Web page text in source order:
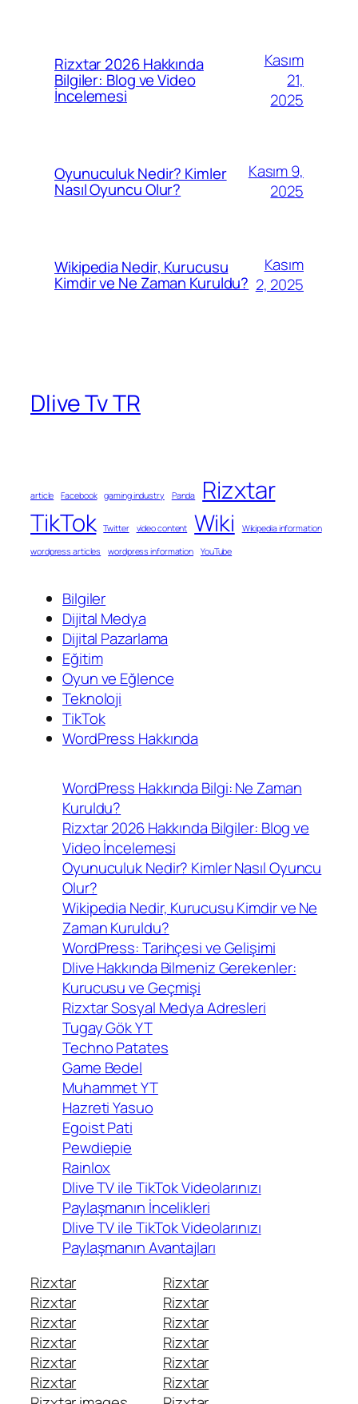
Rizxtar 2026 Hakkında
Bilgiler: Blog ve Video
İncelemesi
Kasım
21,
2025
Oyunuculuk Nedir? Kimler
Nasıl Oyuncu Olur?
Kasım 9,
2025
Wikipedia Nedir, Kurucusu
Kimdir ve Ne Zaman Kuruldu?
Kasım
2, 2025
Dlive Tv TR
article Facebook gaming industry Panda
Rizxtar
TikTok
Twitter video content Wiki Wikipedia information
wordpress articles wordpress information YouTube
Bilgiler
Dijital Medya
Dijital Pazarlama
Eğitim
Oyun ve Eğlence
Teknoloji
TikTok
WordPress Hakkında
WordPress Hakkında Bilgi: Ne Zaman
Kuruldu?
Rizxtar 2026 Hakkında Bilgiler: Blog ve
Video İncelemesi
Oyunuculuk Nedir? Kimler Nasıl Oyuncu
Olur?
Wikipedia Nedir, Kurucusu Kimdir ve Ne
Zaman Kuruldu?
WordPress: Tarihçesi ve Gelişimi
Dlive Hakkında Bilmeniz Gerekenler:
Kurucusu ve Geçmişi
Rizxtar Sosyal Medya Adresleri
Tugay Gök YT
Techno Patates
Game Bedel
Muhammet YT
Hazreti Yasuo
Egoist Pati
Pewdiepie
Rainlox
Dlive TV ile TikTok Videolarınızı
Paylaşmanın İncelikleri
Dlive TV ile TikTok Videolarınızı
Paylaşmanın Avantajları
Rizxtar
Rizxtar
Rizxtar
Rizxtar
Rizxtar
Rizxtar
Rizxtar
Rizxtar
Rizxtar
Rizxtar
Rizxtar
Rizxtar